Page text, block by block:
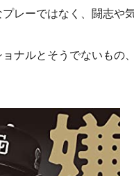
レーではなく、闘志や
ナルとそうでないもの